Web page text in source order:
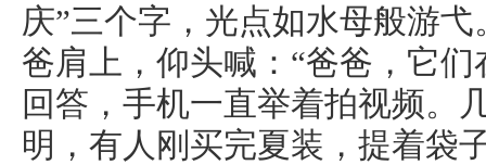
庆”三个字，光点如水母般游
爸肩上，仰头喊：“爸爸，它
回答，手机一直举着拍视频。
明，有人刚买完夏装，提着袋